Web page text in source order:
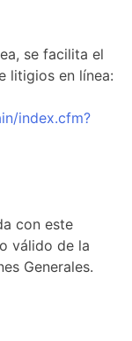
se facilita el
litigios en línea:
index.cfm?
con este
válido de la
Generales.